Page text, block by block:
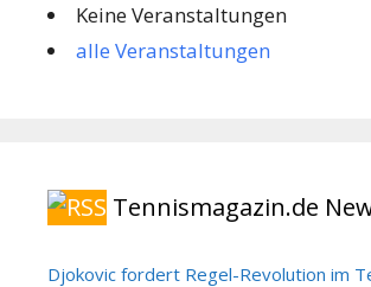
Keine Veranstaltungen
alle Veranstaltungen
Tennismagazin.de
Djokovic fordert Regel-Revolution im